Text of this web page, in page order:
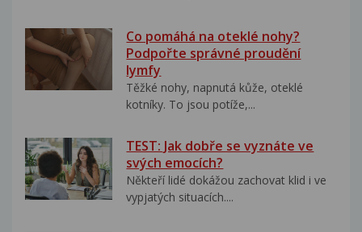
Co pomáhá na oteklé nohy?
Podpořte správné proudění
lymfy
Těžké nohy, napnutá kůže, oteklé
kotníky. To jsou potíže,...
TEST: Jak dobře se vyznáte ve
svých emocích?
Někteří lidé dokážou zachovat klid i ve
vypjatých situacích....